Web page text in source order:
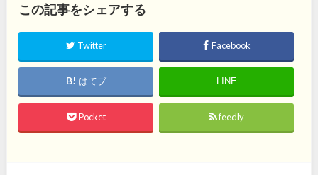
この記事をシェアする
Twitter Facebook
はてブ LINE
Pocket feedly